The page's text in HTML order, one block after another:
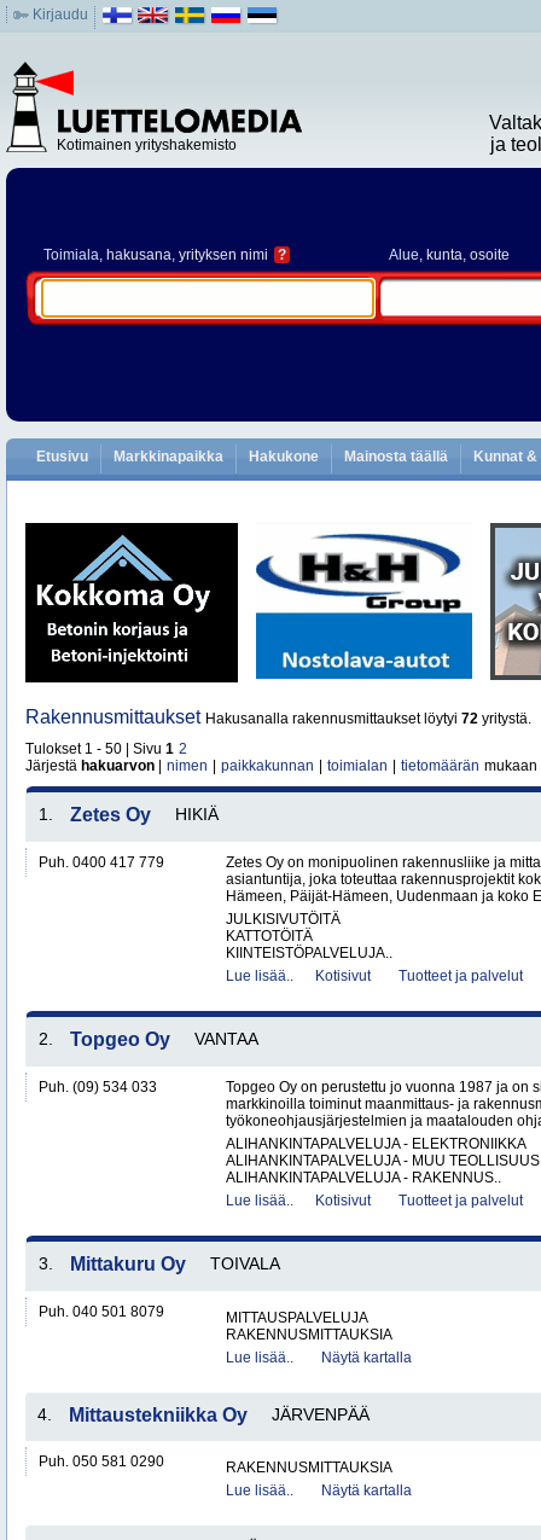
Kirjaudu
Kotimainen yrityshakemisto
ja
Toimiala, hakusana, yrityksen nimi ? Alue, kunta, osoite
Etusivu Markkinapaikka Hakukone Mainosta täällä Kunnat
Rakennusmittaukset Hakusanalla rakennusmittaukset löytyi 72 yritystä.
Tulokset 1 - 50 | Sivu 1 2
Järjestä hakuarvon nimen paikkakunnan toimialan tietomäärän mukaan
1. Zetes Oy HIKIÄ
Puh. 0400 417 779
Zetes Oy on monipuolinen rakennusliike ja
asiantuntija, joka toteuttaa rakennusprojektit
Hämeen, Päijät-Hämeen, Uudenmaan ja koko
JULKISIVUTÖITÄ
KATTOTÖITÄ
KIINTEISTÖPALVELUJA..
Lue lisää..
Kotisivut Tuotteet ja palvelut
2. Topgeo Oy VANTAA
Puh. (09) 534 033
Topgeo Oy on perustettu jo vuonna 1987 ja on
markkinoilla toiminut maanmittaus- ja
työkoneohjausjärjestelmien ja maatalouden
ALIHANKINTAPALVELUJA - ELEKTRONIIKKA
ALIHANKINTAPALVELUJA - MUU TEOLLISUUS
ALIHANKINTAPALVELUJA - RAKENNUS..
Lue lisää..
Kotisivut Tuotteet ja palvelut
3. Mittakuru Oy TOIVALA
Puh. 040 501 8079
MITTAUSPALVELUJA
RAKENNUSMITTAUKSIA
Lue lisää..
Näytä kartalla
4. Mittaustekniikka Oy JÄRVENPÄÄ
Puh. 050 581 0290
RAKENNUSMITTAUKSIA
Lue lisää..
Näytä kartalla